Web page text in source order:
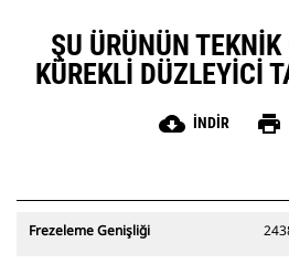
ŞU ÜRÜNÜN
KÜREKLI DÜZLEYICI
cloud_download İNDIR print
Frezeleme Genişliği